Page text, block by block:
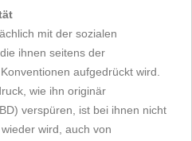
mit der sozialen
ihnen seitens der
aufgedrückt wird.
wie ihn originär
verspüren, ist bei ihnen nicht
wird, auch von